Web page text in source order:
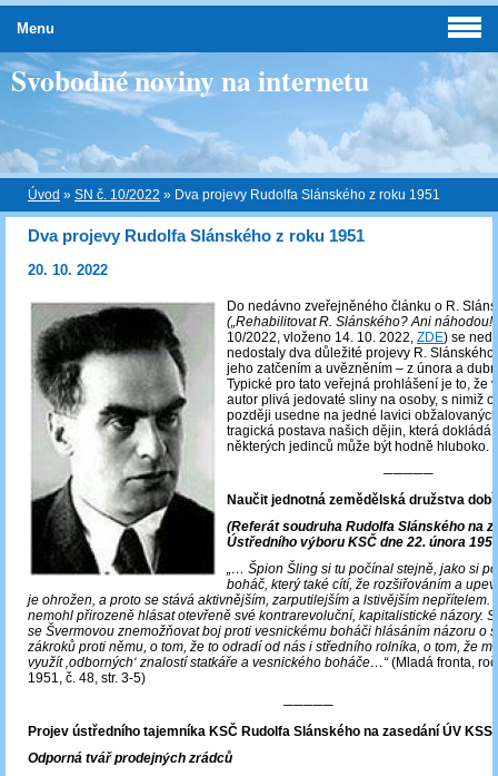
Svobodné noviny na internetu
Úvod » SN č. 10/2022 » Dva projevy Rudolfa Slánského z roku 1951
Dva projevy Rudolfa Slánského z roku 1951
20. 10. 2022
Do nedávno zveřejněného článku o R.
(„Rehabilitovat R. Slánského? Ani náhodou!“
10/2022, vloženo 14. 10. 2022, ZDE) se
nedostaly dva důležité projevy R.
jeho zatčením a uvězněním – z února a
Typické pro tato veřejná prohlášení je to, že
autor plivá jedovaté sliny na osoby, s nimiž
později usedne na jedné lavici
tragická postava našich dějin, která
některých jedinců může být hodně hluboko.
─────
Naučit jednotná zemědělská družstva
(Referát soudruha Rudolfa Slánského na
Ústředního výboru KSČ dne 22. února
„… Špion Šling si tu počínal stejně, jako si
boháč, který také cítí, že rozšiřováním a
je ohrožen, a proto se stává aktivnějším, zarputilejším a lstivějším nepřítelem.
nemohl přirozeně hlásat otevřeně své kontrarevoluční, kapitalistické názory.
se Švermovou znemožňovat boj proti vesnickému boháči hlásáním názoru o
zákroků proti němu, o tom, že to odradí od nás i středního rolníka, o tom, že
využít ‚odborných‘ znalostí statkáře a vesnického boháče…“(Mladá fronta,
1951, č. 48, str. 3-5)
─────
Projev ústředního tajemníka KSČ Rudolfa Slánského na zasedání ÚV KSS
Odporná tvář prodejných zrádců
Menu